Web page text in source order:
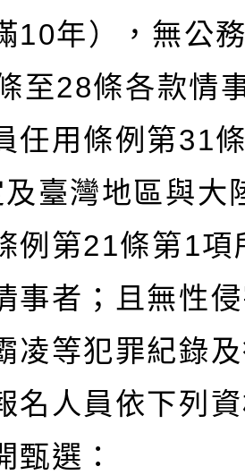
10年），無公
至28條各款情
任用條例第31
臺灣地區與大
例第21條第1項
事者；且無性
凌等犯罪紀錄
名人員依下列
甄選：